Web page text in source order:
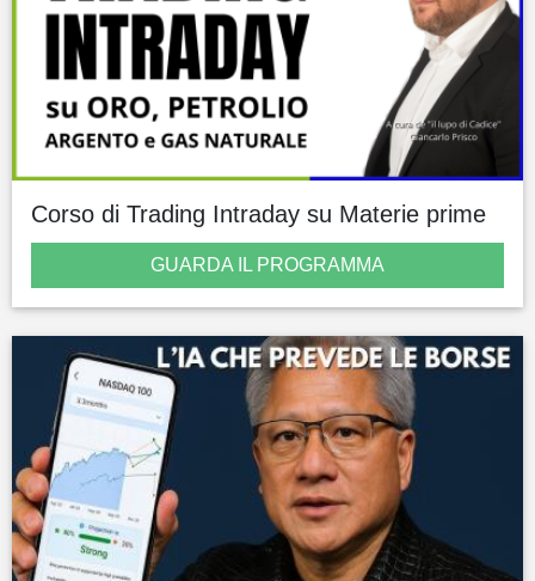
Corso di Trading Intraday su Materie prime
GUARDA IL PROGRAMMA